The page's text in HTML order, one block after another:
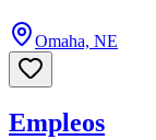
Omaha, NE
Empleos